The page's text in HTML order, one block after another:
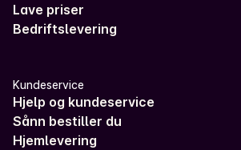
Lave priser
Bedriftslevering
Kundeservice
Hjelp og kundeservice
Sånn bestiller du
Hjemlevering